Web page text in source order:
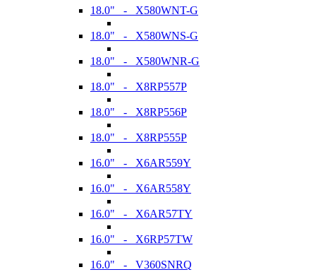
18.0" - X580WNT-G
18.0" - X580WNS-G
18.0" - X580WNR-G
18.0" - X8RP557P
18.0" - X8RP556P
18.0" - X8RP555P
16.0" - X6AR559Y
16.0" - X6AR558Y
16.0" - X6AR57TY
16.0" - X6RP57TW
16.0" - V360SNRQ